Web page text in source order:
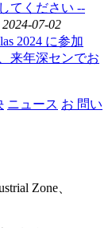
てください --
2024-07-02
2024 に参加
来年深センでお
ニュース お 問い
Zone、